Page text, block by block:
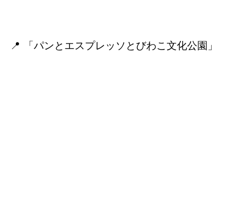
📍 「パンとエスプレッソとびわこ文化公園」